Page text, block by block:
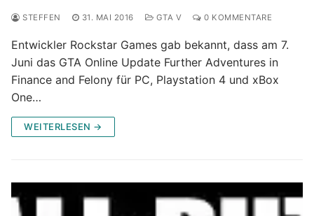
STEFFEN 31. MAI 2016 GTA V 0 KOMMENTARE
Entwickler Rockstar Games gab bekannt, dass am 7.
Juni das GTA Online Update Further Adventures in
Finance and Felony für PC, Playstation 4 und xBox
One…
WEITERLESEN →